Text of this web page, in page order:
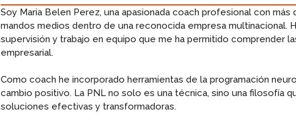
Soy Maria Belen Perez, una apasionada coach profesional con más
mandos medios dentro de una reconocida empresa multinacional.
supervisión y trabajo en equipo que me ha permitido comprender
empresarial.
Como coach he incorporado herramientas de la programación
cambio positivo. La PNL no solo es una técnica, sino una filosofía
soluciones efectivas y transformadoras.